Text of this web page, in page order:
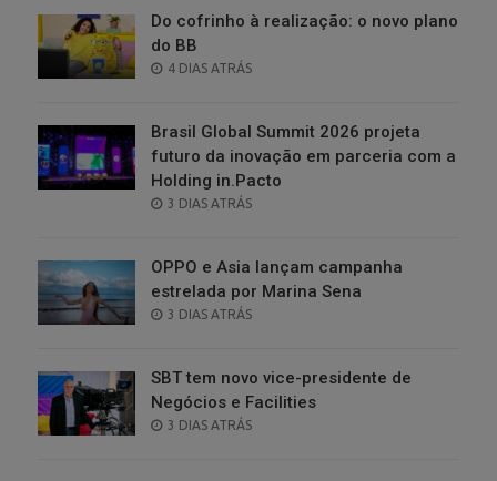
Do cofrinho à realização: o novo plano
do BB
POSTED
4 DIAS ATRÁS
Brasil Global Summit 2026 projeta
futuro da inovação em parceria com a
Holding in.Pacto
POSTED
3 DIAS ATRÁS
OPPO e Asia lançam campanha
estrelada por Marina Sena
POSTED
3 DIAS ATRÁS
SBT tem novo vice-presidente de
Negócios e Facilities
POSTED
3 DIAS ATRÁS